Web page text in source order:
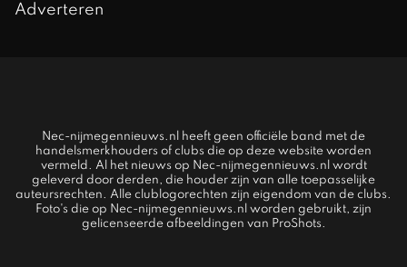
Adverteren
Nec-nijmegennieuws.nl heeft geen officiële band met de
handelsmerkhouders of clubs die op deze website worden
vermeld. Al het nieuws op Nec-nijmegennieuws.nl wordt
geleverd door derden, die houder zijn van alle toepasselijke
auteursrechten. Alle clublogorechten zijn eigendom van de clubs.
Foto's die op Nec-nijmegennieuws.nl worden gebruikt, zijn
gelicenseerde afbeeldingen van ProShots.